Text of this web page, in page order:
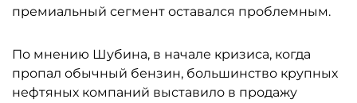
премиальный сегмент оставался проблемным.
По мнению Шубина, в начале кризиса, когда
пропал обычный бензин, большинство крупных
нефтяных компаний выставило в продажу